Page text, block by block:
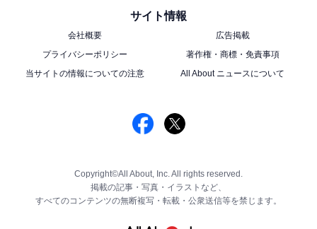
サイト情報
会社概要
広告掲載
プライバシーポリシー
著作権・商標・免責事項
当サイトの情報についての注意
All About ニュースについて
Copyright©All About, Inc. All rights reserved.
掲載の記事・写真・イラストなど、
すべてのコンテンツの無断複写・転載・公衆送信等を禁じます。